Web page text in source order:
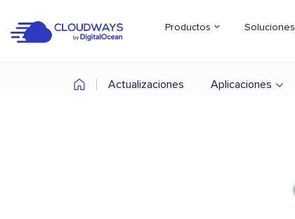
Productos Soluciones
Actualizaciones Aplicaciones